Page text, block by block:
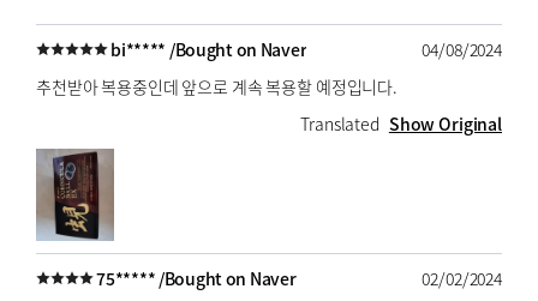
bi***** /Bought on Naver
04/08/2024
추천받아 복용중인데 앞으로 계속 복용할 예정입니다.
Translated Show Original
75***** /Bought on Naver
02/02/2024